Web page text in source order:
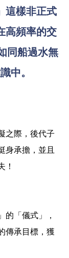
這樣非正式
高頻率的交
同船過水無
中。
之際，後代子
身承擔，並且
！
的「儀式」，
傳承目標，獲